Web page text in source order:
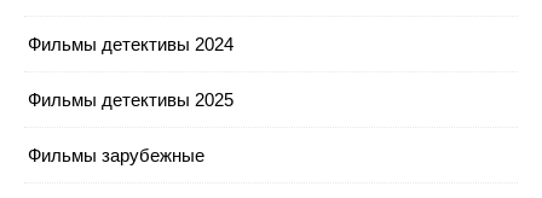
Фильмы детективы 2024
Фильмы детективы 2025
Фильмы зарубежные